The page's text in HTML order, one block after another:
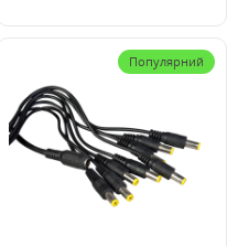
Популярний